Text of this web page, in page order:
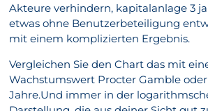
Akteure verhindern, kapitalanlage 3
etwas ohne Benutzerbeteiligung
mit einem komplizierten Ergebnis.
Vergleichen Sie den Chart das mit
Wachstumswert Procter Gamble
Jahre.Und immer in der